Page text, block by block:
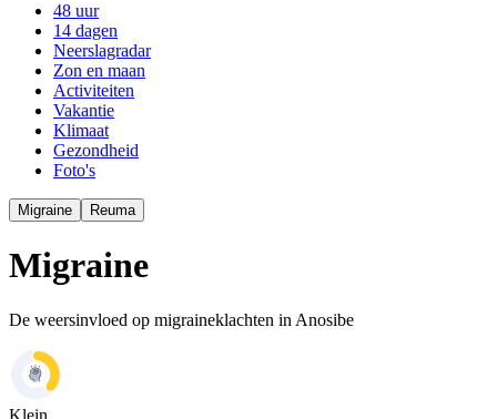
48 uur
14 dagen
Neerslagradar
Zon en maan
Activiteiten
Vakantie
Klimaat
Gezondheid
Foto's
Migraine Reuma
Migraine
De weersinvloed op migraineklachten in Anosibe
Klein